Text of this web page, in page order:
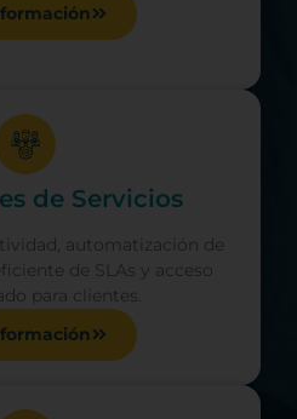
de Servicios
automatización de
de SLAs y acceso
para clientes.